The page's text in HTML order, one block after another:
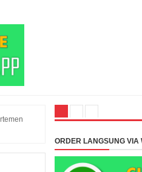
ORDER LANGSUNG VIA